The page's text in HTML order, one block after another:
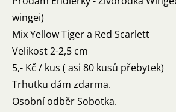
wingei)
Mix Yellow Tiger a Red Scarlett
Velikost 2-2,5 cm
5,- Kč / kus ( asi 80 kusů přebytek)
Trhutku dám zdarma.
Osobní odběr Sobotka.